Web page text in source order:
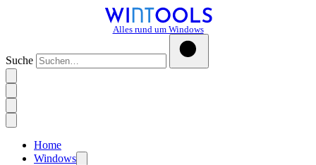
Alles rund um Windows
Suche
Home
Windows